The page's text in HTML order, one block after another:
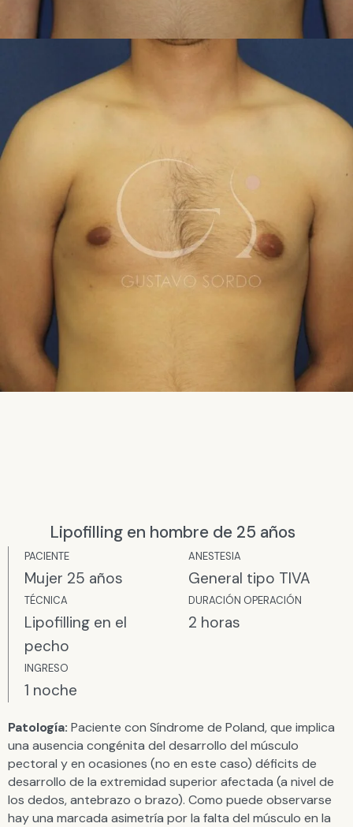
Lipofilling en hombre de 25 años
PACIENTE
Mujer 25 años
TÉCNICA
Lipofilling en el
pecho
INGRESO
1 noche
ANESTESIA​
General tipo TIVA
DURACIÓN OPERACIÓN
2 horas
Patología: Paciente con Síndrome de Poland, que implica
una ausencia congénita del desarrollo del músculo
pectoral y en ocasiones (no en este caso) déficits de
desarrollo de la extremidad superior afectada (a nivel de
los dedos, antebrazo o brazo). Como puede observarse
hay una marcada asimetría por la falta del músculo en la